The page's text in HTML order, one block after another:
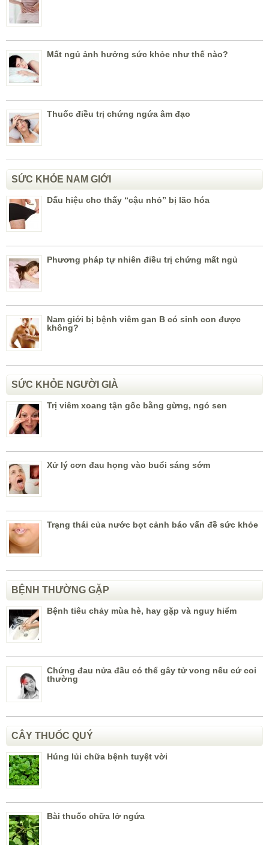
Mất ngủ ảnh hưởng sức khỏe như thế nào?
Thuốc điều trị chứng ngứa âm đạo
SỨC KHỎE NAM GIỚI
Dấu hiệu cho thấy “cậu nhỏ” bị lão hóa
Phương pháp tự nhiên điều trị chứng mất ngủ
Nam giới bị bệnh viêm gan B có sinh con được
không?
SỨC KHỎE NGƯỜI GIÀ
Trị viêm xoang tận gốc bằng gừng, ngó sen
Xử lý cơn đau họng vào buổi sáng sớm
Trạng thái của nước bọt cảnh báo vấn đề sức khỏe
BỆNH THƯỜNG GẶP
Bệnh tiêu chảy mùa hè, hay gặp và nguy hiểm
Chứng đau nửa đầu có thể gây tử vong nếu cứ coi
thường
CÂY THUỐC QUÝ
Húng lủi chữa bệnh tuyệt vời
Bài thuốc chữa lở ngứa